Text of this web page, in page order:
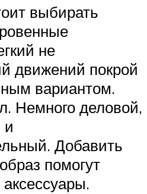
выбирать
не
движений покрой
вариантом.
Немного деловой,
и
Добавить
помогут